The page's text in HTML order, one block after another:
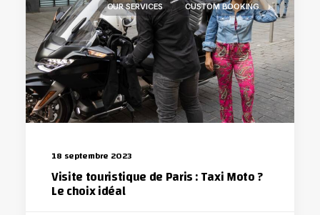
OUR SERVICES CUSTOM BOOKING
18 septembre 2023
Visite touristique de Paris : Taxi Moto ?
Le choix idéal